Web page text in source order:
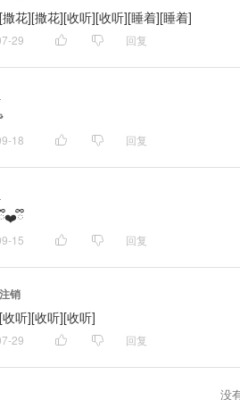
花][撒花][收听][收听][睡着][睡着]
29 回复
18 回复
15 回复
销
听][收听][收听]
29 回复
没